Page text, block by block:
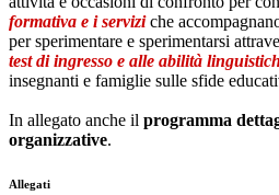
formativa e i servizi che
per sperimentare e sperimentarsi
test di ingresso e alle abilità
insegnanti e famiglie sulle sfide
In allegato anche il programma
organizzative.
Allegati